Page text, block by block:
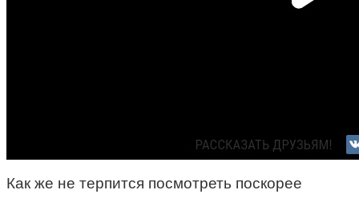
Как же не терпится посмотреть поскорее